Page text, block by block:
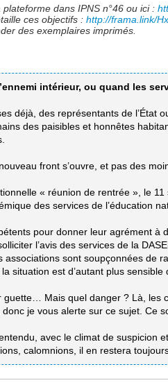
dans IPNS n°46 ou ici :
ces objectifs : http://frama.link/
des exemplaires imprimés.
intérieur, ou quand les
déjà, des représentants de l’État
des paisibles et honnêtes
front s’ouvre, et pas des
« réunion de rentrée », le
des services de l’éducation
pour donner leur agrément à
l’avis des services de la
associations sont soupçonnées de
situation est d’autant plus
guette… Mais quel danger ? Là, les
je vous alerte sur ce sujet. Ce
avec le climat de suspicion
calomnions, il en restera